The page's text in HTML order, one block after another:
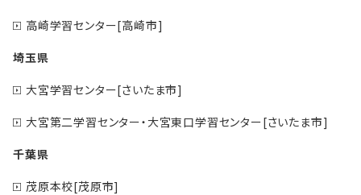
高崎学習センター[高崎市]
埼玉県
大宮学習センター[さいたま市]
大宮第二学習センター・大宮東口学習センター[さいたま市]
千葉県
茂原本校[茂原市]